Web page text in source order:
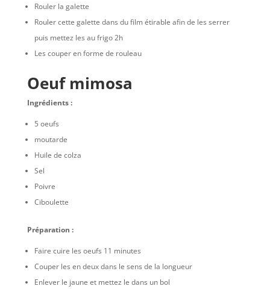
Rouler la galette
Rouler cette galette dans du film étirable afin de les serrer
puis mettez les au frigo 2h
Les couper en forme de rouleau
Oeuf mimosa
Ingrédients :
5 oeufs
moutarde
Huile de colza
Sel
Poivre
Ciboulette
Préparation :
Faire cuire les oeufs 11 minutes
Couper les en deux dans le sens de la longueur
Enlever le jaune et mettez le dans un bol